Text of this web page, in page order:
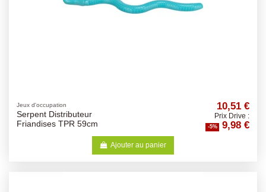
Jeux d'occupation
Serpent Distributeur
Friandises TPR 59cm
10,51 €
Prix Drive :
-5% 9,98 €
Ajouter au panier